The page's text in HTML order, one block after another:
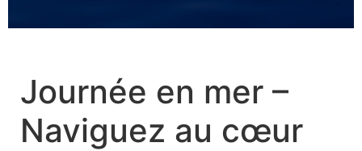
Journée en mer –
Naviguez au cœur